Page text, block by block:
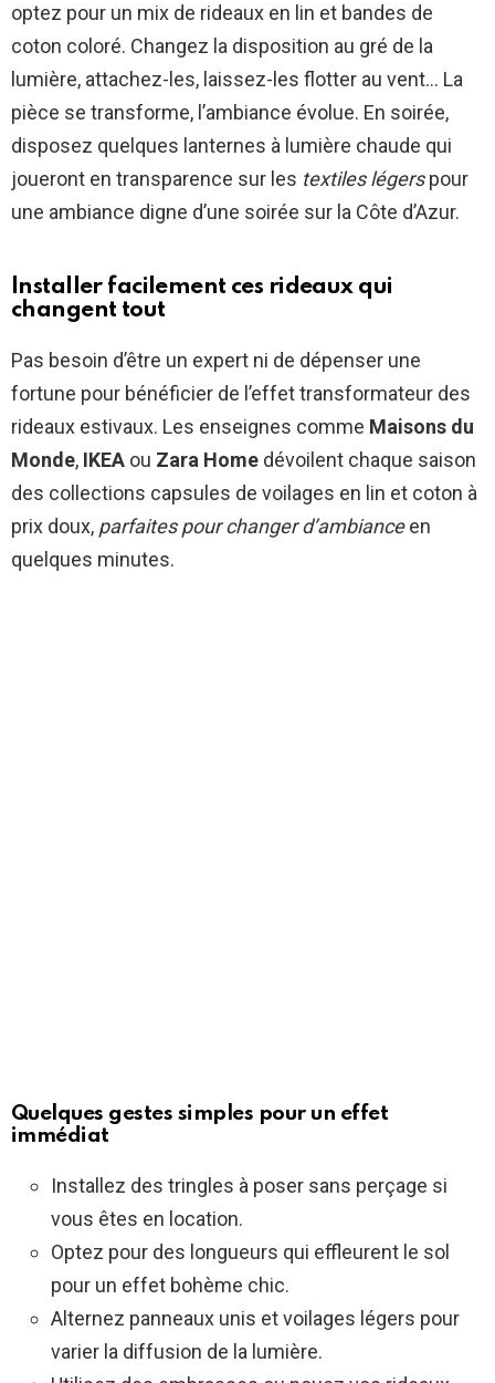
optez pour un mix de rideaux en lin et bandes de
coton coloré. Changez la disposition au gré de la
lumière, attachez-les, laissez-les flotter au vent… La
pièce se transforme, l’ambiance évolue. En soirée,
disposez quelques lanternes à lumière chaude qui
joueront en transparence sur les textiles légerspour
une ambiance digne d’une soirée sur la Côte d’Azur.
Installer facilement ces rideaux qui
changent tout
Pas besoin d’être un expert ni de dépenser une
fortune pour bénéficier de l’effet transformateur des
rideaux estivaux. Les enseignes comme Maisons du
Monde, IKEA ou Zara Home dévoilent chaque saison
des collections capsules de voilages en lin et coton à
prix doux, parfaites pour changer d’ambianceen
quelques minutes.
Quelques gestes simples pour un effet
immédiat
Installez des tringles à poser sans perçage si
vous êtes en location.
Optez pour des longueurs qui effleurent le sol
pour un effet bohème chic.
Alternez panneaux unis et voilages légers pour
varier la diffusion de la lumière.